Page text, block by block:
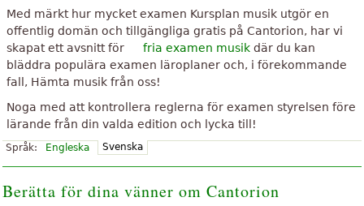
Med märkt hur mycket examen Kursplan musik utgör en
offentlig domän och tillgängliga gratis på Cantorion, har vi
skapat ett avsnitt för
fria examen musik där du kan
bläddra populära examen läroplaner och, i förekommande
fall, Hämta musik från oss!
Noga med att kontrollera reglerna för examen styrelsen före
lärande från din valda edition och lycka till!
Språk: Engleska Svenska
Berätta för dina vänner om Cantorion